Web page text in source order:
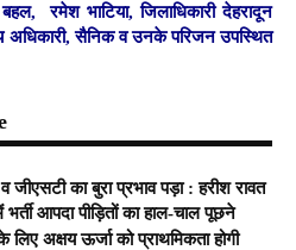
रमेश भाटिया, जिलाधिकारी देहरादून
अधिकारी, सैनिक व उनके परिजन उपस्थित
जीएसटी का बुरा प्रभाव पड़ा : हरीश रावत
आपदा पीड़ितों का हाल-चाल पूछने
लिए अक्षय ऊर्जा को प्राथमिकता होगी